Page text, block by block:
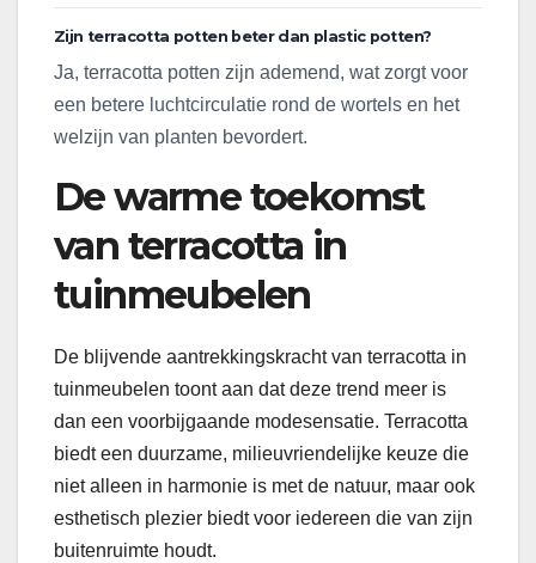
Zijn terracotta potten beter dan plastic potten?
Ja, terracotta potten zijn ademend, wat zorgt voor
een betere luchtcirculatie rond de wortels en het
welzijn van planten bevordert.
De warme toekomst
van terracotta in
tuinmeubelen
De blijvende aantrekkingskracht van terracotta in
tuinmeubelen toont aan dat deze trend meer is
dan een voorbijgaande modesensatie. Terracotta
biedt een duurzame, milieuvriendelijke keuze die
niet alleen in harmonie is met de natuur, maar ook
esthetisch plezier biedt voor iedereen die van zijn
buitenruimte houdt.